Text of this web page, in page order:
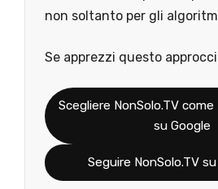
non soltanto per gli
Se apprezzi questo
Scegliere NonSolo.TV
su Google
Seguire NonSolo.TV